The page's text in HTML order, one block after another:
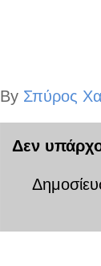
By Σπύρος
Δεν